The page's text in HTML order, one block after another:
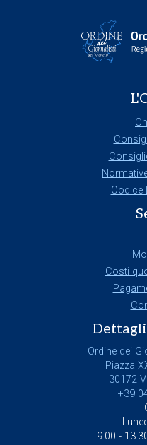
Codice
Costi
Ordine dei
Piazza
30172
+39
9.00 -